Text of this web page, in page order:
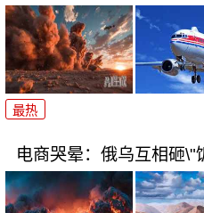
最热
电商哭晕：俄乌互相砸\"